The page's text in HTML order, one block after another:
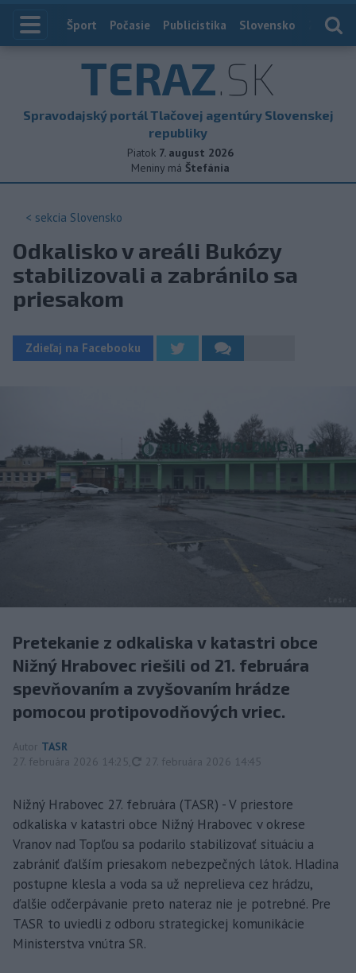
Index
Šport Počasie Publicistika Slovensko
TERAZ.SK
Spravodajský portál Tlačovej agentúry Slovenskej
republiky
Piatok 7. august 2026
Meniny má Štefánia
< sekcia Slovensko
Odkalisko v areáli Bukózy
stabilizovali a zabránilo sa
priesakom
Zdieľaj na Facebooku
Pretekanie z odkaliska v katastri obce
Nižný Hrabovec riešili od 21. februára
spevňovaním a zvyšovaním hrádze
pomocou protipovodňových vriec.
Autor TASR
27. februára 2026 14:25
aktualizované
27. februára 2026 14:45
Nižný Hrabovec 27. februára (TASR) - V priestore
odkaliska v katastri obce Nižný Hrabovec v okrese
Vranov nad Topľou sa podarilo stabilizovať situáciu a
zabrániť ďalším priesakom nebezpečných látok. Hladina
postupne klesla a voda sa už neprelieva cez hrádzu,
ďalšie odčerpávanie preto nateraz nie je potrebné. Pre
TASR to uviedli z odboru strategickej komunikácie
Ministerstva vnútra SR.